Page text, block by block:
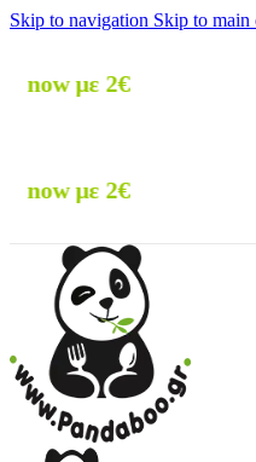
Skip to navigation Skip to main